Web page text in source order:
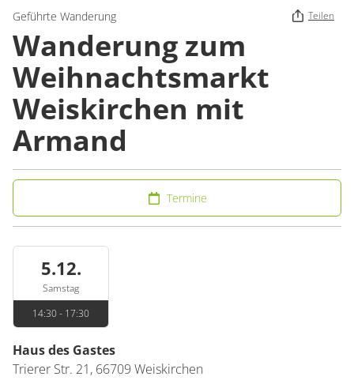
Geführte Wanderung Teilen
Wanderung zum
Weihnachtsmarkt
Weiskirchen mit
Armand
Termine
5.12.
Samstag
14:30 - 17:30
Haus des Gastes
Trierer Str. 21, 66709 Weiskirchen